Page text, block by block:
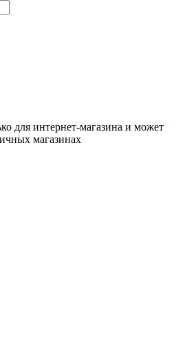
для интернет-магазина и может
магазинах